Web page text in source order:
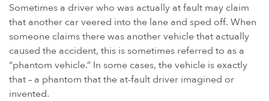
INVOKANA
FILTROS DE VENA CAVA INFERIOR (FILTROS IVC)
IMPLANTES DE CADERA DE METAL SOBRE METAL
DIU MIRENA
MORCELADORES DE ENERGÍA
Sometimes a driver who was actually at fault may claim
that another car veered into the lane and sped off. When
someone claims there was another vehicle that actually
caused the accident, this is sometimes referred to as a
“phantom vehicle.” In some cases, the vehicle is exactly
that – a phantom that the at-fault driver imagined or
invented.